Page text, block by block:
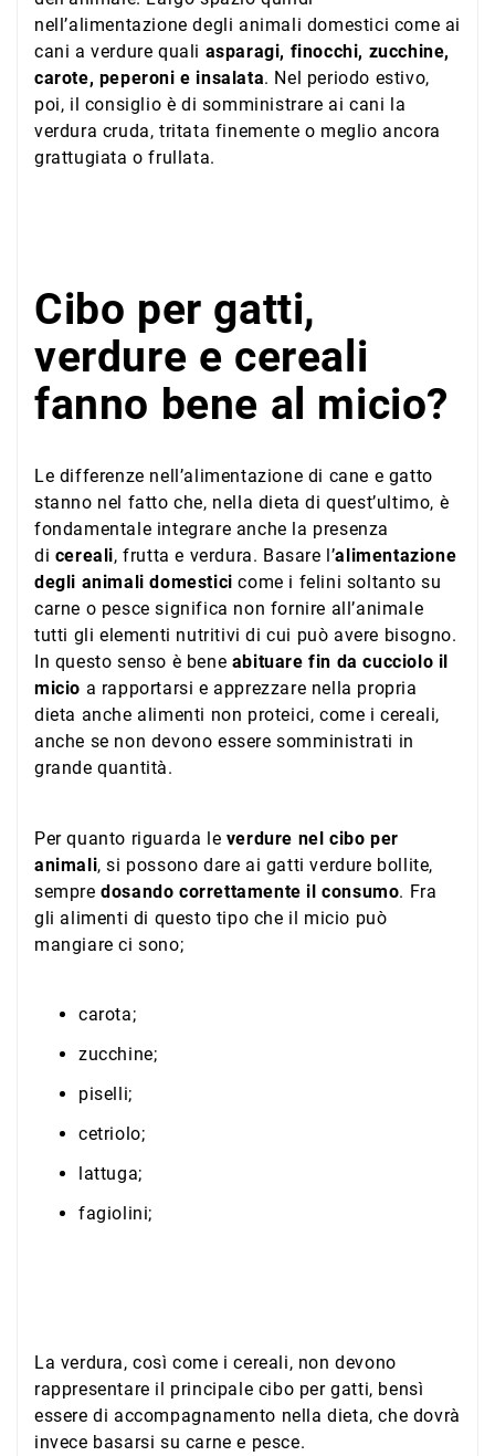
nell’alimentazione degli animali domestici come ai
cani a verdure quali asparagi, finocchi, zucchine,
carote, peperoni e insalata. Nel periodo estivo,
poi, il consiglio è di somministrare ai cani la
verdura cruda, tritata finemente o meglio ancora
grattugiata o frullata.
Cibo per gatti,
verdure e cereali
fanno bene al micio?
Le differenze nell’alimentazione di cane e gatto
stanno nel fatto che, nella dieta di quest’ultimo, è
fondamentale integrare anche la presenza
di cereali, frutta e verdura. Basare l’alimentazione
degli animali domestici come i felini soltanto su
carne o pesce significa non fornire all’animale
tutti gli elementi nutritivi di cui può avere bisogno.
In questo senso è bene abituare fin da cucciolo il
micio a rapportarsi e apprezzare nella propria
dieta anche alimenti non proteici, come i cereali,
anche se non devono essere somministrati in
grande quantità.
Per quanto riguarda le verdure nel cibo per
animali, si possono dare ai gatti verdure bollite,
sempredosando correttamente il consumo. Fra
gli alimenti di questo tipo che il micio può
mangiare ci sono;
carota;
zucchine;
piselli;
cetriolo;
lattuga;
fagiolini;
La verdura, così come i cereali, non devono
rappresentare il principale cibo per gatti, bensì
essere di accompagnamento nella dieta, che dovrà
invece basarsi su carne e pesce.